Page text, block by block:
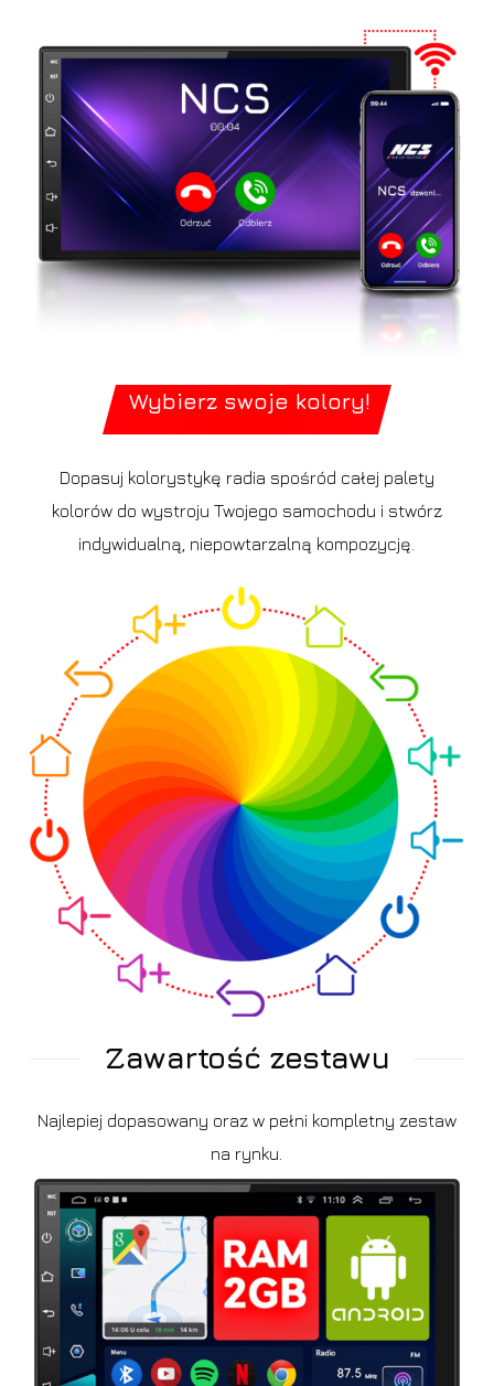
Wybierz swoje kolory!
Dopasuj kolorystykę radia spośród całej palety
kolorów do wystroju Twojego samochodu i stwórz
indywidualną, niepowtarzalną kompozycję.
Zawartość zestawu
Najlepiej dopasowany oraz w pełni kompletny zestaw
na rynku.